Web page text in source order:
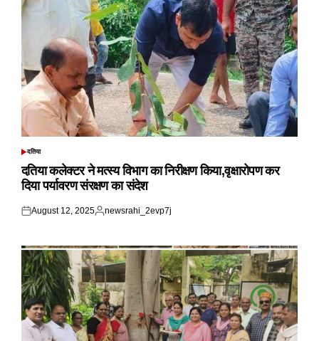
POSTED
दतिया
दतिया कलेक्टर ने मत्स्य विभाग का निरीक्षण किया,वृक्षारोपण कर
दिया पर्यावरण संरक्षण का संदेश
Posted
August 12, 2025
Posted
newsrahi_2evp7j